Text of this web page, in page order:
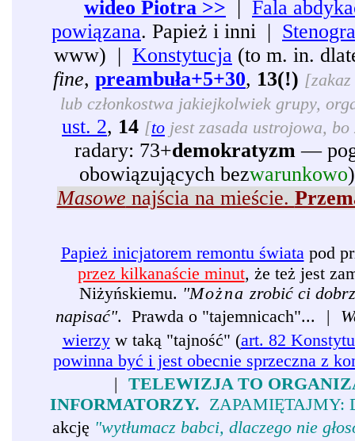
wideo Piotra >>
Fala
powiązana. Papież i inni |
www) | Konstytucja (to m. in.
fine, preambuła+5+30, 13(!)
lub członkostwa jakiejkolwiek grupy,
ust. 2, 14 [to jest zasada ustrojowa,
radary: 73+demokratyzm—
obowiązujących bezwarunkowo
Masowe najścia na mieście.
Papież inicjatorem remontu światapod
przez kilkanaście minut, że też jest
Niżyńskiemu. "Można zrobić ci
napisać". Prawda o "tajemnicach"... |
wierzyw taką "tajność" (art. 82
powinna być i jest obecnie sprzeczna z
|
TELEWIZJA TO
INFORMATORZY. ZAPAMIĘTAJMY:
akcję "wytłumacz babci, dlaczego nie